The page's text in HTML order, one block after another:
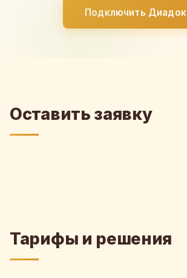
Подключить Диадок
Оставить заявку
Тарифы и решения